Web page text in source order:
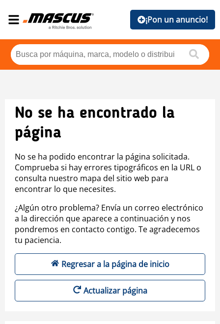
¡Pon un anuncio!
No se ha encontrado la
página
No se ha podido encontrar la página solicitada.
Comprueba si hay errores tipográficos en la URL o
consulta nuestro mapa del sitio web para
encontrar lo que necesites.
¿Algún otro problema? Envía un correo electrónico
a la dirección que aparece a continuación y nos
pondremos en contacto contigo. Te agradecemos
tu paciencia.
Regresar a la página de inicio
Actualizar página